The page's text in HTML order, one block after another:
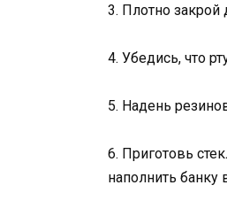
3. Плотно закрой
4. Убедись, что
5. Надень
6. Приготовь
наполнить банку